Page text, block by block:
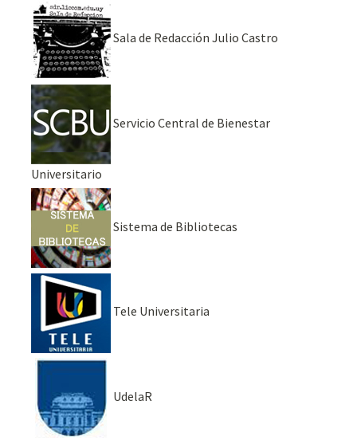
Sala de Redacción Julio Castro
Servicio Central de Bienestar
Universitario
Sistema de Bibliotecas
Tele Universitaria
UdelaR